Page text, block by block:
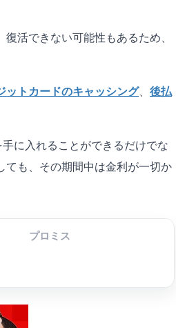
活できない可能性もあるため、
ットカードのキャッシング、 後払
に入れることができるだけでな
ても、その期間中は金利が一切か
プロミス